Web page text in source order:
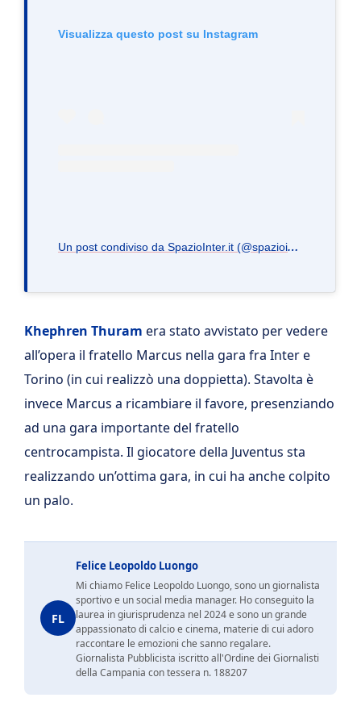
Visualizza questo post su Instagram
U
n post condiviso da SpazioInter.it (@spaziointer.it)
Khephren Thuram era stato avvistato per vedere
all’opera il fratello Marcus nella gara fra Inter e
Torino (in cui realizzò una doppietta). Stavolta è
invece Marcus a ricambiare il favore, presenziando
ad una gara importante del fratello
centrocampista. Il giocatore della Juventus sta
realizzando un’ottima gara, in cui ha anche colpito
un palo.
FL
Felice Leopoldo Luongo
Mi chiamo Felice Leopoldo Luongo, sono un giornalista
sportivo e un social media manager. Ho conseguito la
laurea in giurisprudenza nel 2024 e sono un grande
appassionato di calcio e cinema, materie di cui adoro
raccontare le emozioni che sanno regalare.
Giornalista Pubblicista iscritto all'Ordine dei Giornalisti
della Campania con tessera n. 188207